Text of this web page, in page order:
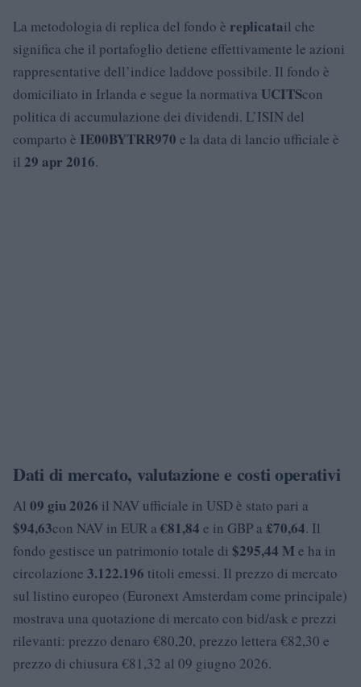
La metodologia di replica del fondo è replicatail che
significa che il portafoglio detiene effettivamente le azioni
rappresentative dell’indice laddove possibile. Il fondo è
domiciliato in Irlanda e segue la normativa UCITScon
politica di accumulazione dei dividendi. L’ISIN del
comparto è IE00BYTRR970 e la data di lancio ufficiale è
il 29 apr 2016.
Dati di mercato, valutazione e costi operativi
Al 09 giu 2026 il NAV ufficiale in USD è stato pari a
$94,63con NAV in EUR a €81,84 e in GBP a £70,64. Il
fondo gestisce un patrimonio totale di $295,44 M e ha in
circolazione 3.122.196 titoli emessi. Il prezzo di mercato
sul listino europeo (Euronext Amsterdam come principale)
mostrava una quotazione di mercato con bid/ask e prezzi
rilevanti: prezzo denaro €80,20, prezzo lettera €82,30 e
prezzo di chiusura €81,32 al 09 giugno 2026.